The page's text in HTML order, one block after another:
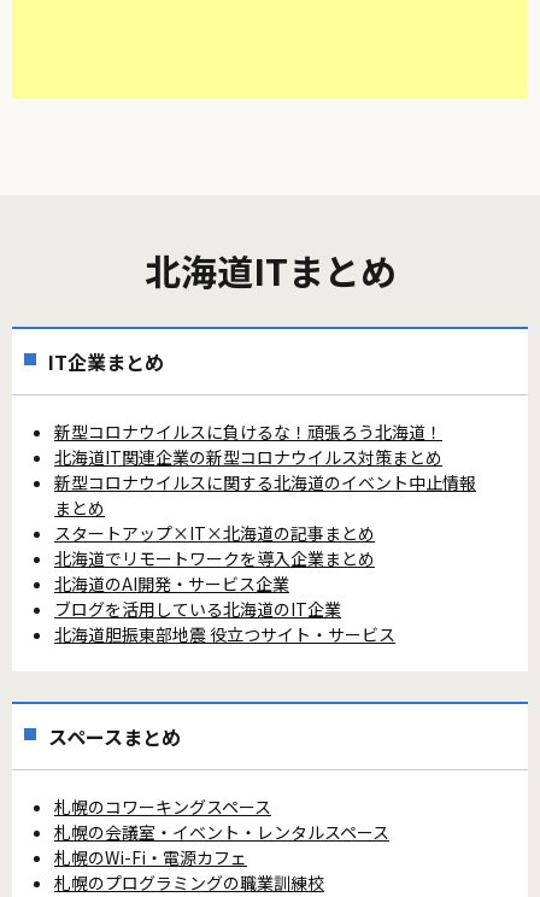
北海道ITまとめ
IT企業まとめ
新型コロナウイルスに負けるな！頑張ろう北海道！
北海道IT関連企業の新型コロナウイルス対策まとめ
新型コロナウイルスに関する北海道のイベント中止情報
まとめ
スタートアップ×IT×北海道の記事まとめ
北海道でリモートワークを導入企業まとめ
北海道のAI開発・サービス企業
ブログを活用している北海道のIT企業
北海道胆振東部地震 役立つサイト・サービス
スペースまとめ
札幌のコワーキングスペース
札幌の会議室・イベント・レンタルスペース
札幌のWi-Fi・電源カフェ
札幌のプログラミングの職業訓練校